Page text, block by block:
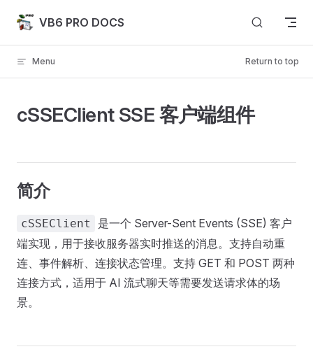
Skip to content
VB6 PRO DOCS
Menu Return to top
cSSEClient SSE 客户端组件
简介
cSSEClient
是一个 Server-Sent Events (SSE) 客户
端实现，用于接收服务器实时推送的消息。支持自动重
连、事件解析、连接状态管理。支持 GET 和 POST 两种
连接方式，适用于 AI 流式聊天等需要发送请求体的场
景。